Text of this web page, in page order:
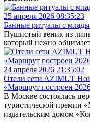
25 апреля 2026 08:35:23
Банные ритуалы с
Пушистый веник из
который нежно
24 апреля 2026 21:35:02
Отели сети AZIMUT
«Маршрут построен
В Москве состоялась
туристической премии
издательским домом